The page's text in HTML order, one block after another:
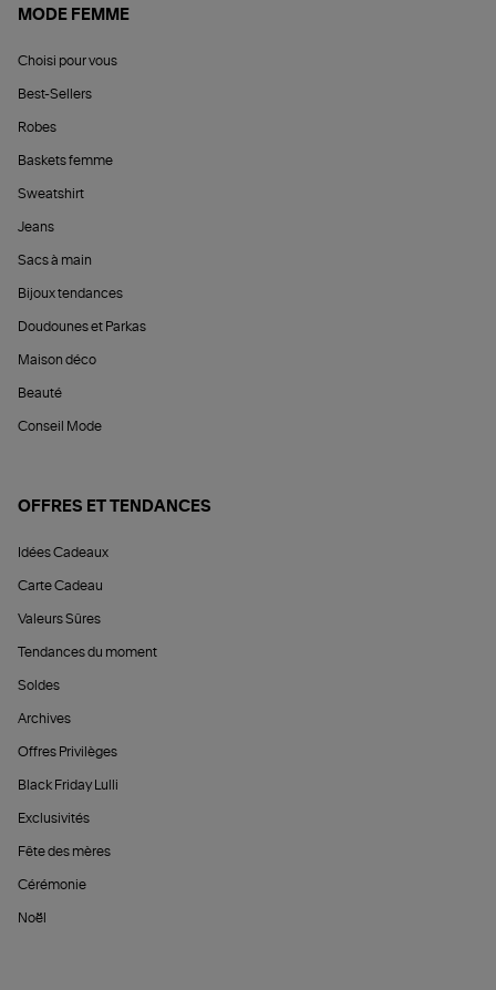
MODE FEMME
Choisi pour vous
Best-Sellers
Robes
Baskets femme
Sweatshirt
Jeans
Sacs à main
Bijoux tendances
Doudounes et Parkas
Maison déco
Beauté
Conseil Mode
OFFRES ET TENDANCES
Idées Cadeaux
Carte Cadeau
Valeurs Sûres
Tendances du moment
Soldes
Archives
Offres Privilèges
Black Friday Lulli
Exclusivités
Fête des mères
Cérémonie
Noël